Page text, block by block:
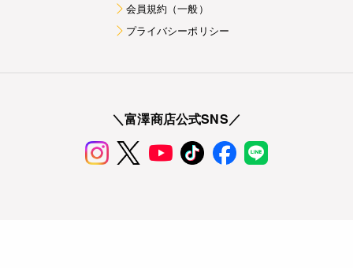
会員規約（一般）
プライバシーポリシー
＼富澤商店公式SNS／